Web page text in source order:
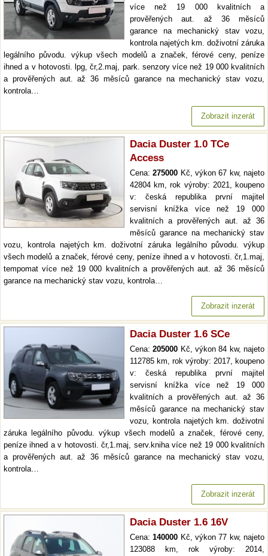
více než 19 000 kvalitních a
prověřených aut. až 36 měsíců
garance na mechanický stav vozu,
kontrola najetých km. doživotní záruka
legálního původu. výkup všech modelů a značek, férové ceny, peníze
ihned a v hotovosti. lpg, čr,2.maj, park. senzory více než 19 000 kvalitních
a prověřených aut. až 36 měsíců garance na mechanický stav vozu,
kontrola…
Zobrazit inzerát
Dacia Duster 1.0 TCe
Access
Cena:275000 Kč, výkon 67 kw, najeto
42804 km, rok výroby: 2021, koupeno
v: česká republika první majitel
servisní knížka více než 19 000
kvalitních a prověřených aut. až 36
měsíců garance na mechanický stav
vozu, kontrola najetých km. doživotní záruka legálního původu. výkup
všech modelů a značek, férové ceny, peníze ihned a v hotovosti. čr,1.maj,
tempomat více než 19 000 kvalitních a prověřených aut. až 36 měsíců
garance na mechanický stav vozu, kontrola…
Zobrazit inzerát
Dacia Duster 1.6 SCe
Cena:205000 Kč, výkon 84 kw, najeto
112785 km, rok výroby: 2017, koupeno
v: česká republika první majitel
servisní knížka více než 19 000
kvalitních a prověřených aut. až 36
měsíců garance na mechanický stav
vozu, kontrola najetých km. doživotní
záruka legálního původu. výkup všech modelů a značek, férové ceny,
peníze ihned a v hotovosti. čr,1.maj, serv.kniha více než 19 000 kvalitních
a prověřených aut. až 36 měsíců garance na mechanický stav vozu,
kontrola…
Zobrazit inzerát
Dacia Duster 1.6 16V
Cena:140000 Kč, výkon 77 kw, najeto
123088 km, rok výroby: 2014,